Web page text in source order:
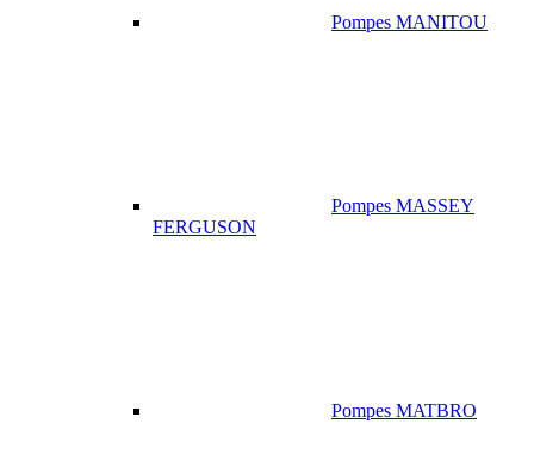
Pompes MANITOU
Pompes MASSEY
FERGUSON
Pompes MATBRO